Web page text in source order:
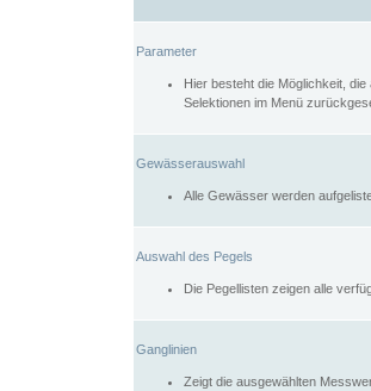
Parameter
Hier besteht die Möglichkeit,
Selektionen im Menü
Gewässerauswahl
Alle Gewässer werden
Auswahl des Pegels
Die Pegellisten zeigen alle
Ganglinien
Zeigt die ausgewählten